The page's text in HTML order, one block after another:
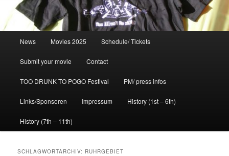
News Movies 2025 Schedule/ Tickets
Submit your movie Contact
TOO DRUNK TO POGO Festival PM/ press infos
Links/Sponsoren Impressum History (1st – 6th)
History (7th – 11th)
SCHLAGWORTARCHIV: RUHRGEBIET